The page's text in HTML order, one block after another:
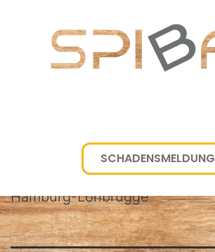
SCHADENSMELDUNG
Hamburg-Lohbrügge